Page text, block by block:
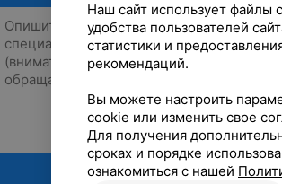
Наш сайт использует файлы
удобства пользователей
статистики и
рекомендаций.
Вы можете настроить
cookie или изменить свое
Для получения
сроках и порядке
ознакомиться с нашей